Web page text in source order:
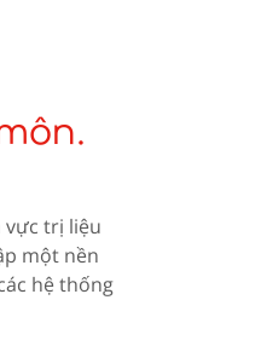
vực trị liệu
một nền
hệ thống